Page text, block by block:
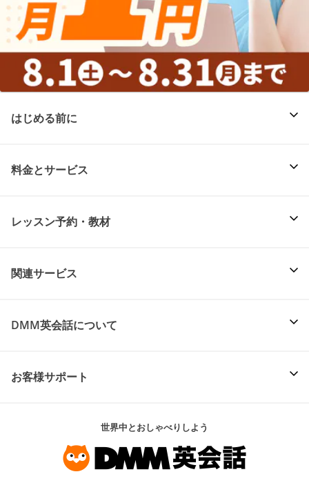
はじめる前に
料金とサービス
レッスン予約・教材
関連サービス
DMM英会話について
お客様サポート
世界中とおしゃべりしよう